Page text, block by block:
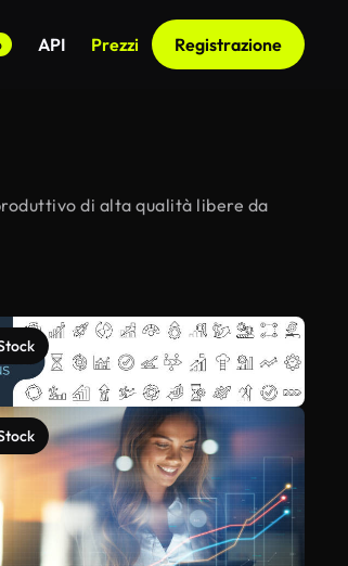
API Prezzi Registrazione
di alta qualità libere da